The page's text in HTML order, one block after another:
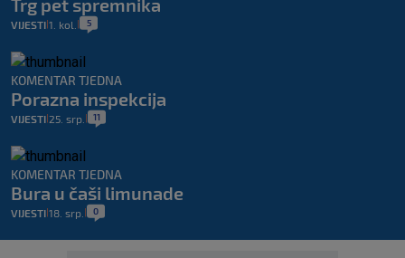
Trg pet spremnika
VIJESTI 1. kol. 5
KOMENTAR TJEDNA
Porazna inspekcija
VIJESTI 25. srp. 11
KOMENTAR TJEDNA
Bura u čaši limunade
VIJESTI 18. srp. 0